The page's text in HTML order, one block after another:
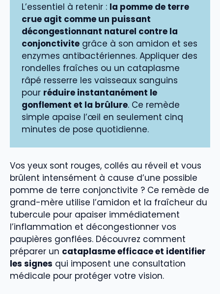
L’essentiel à retenir : la pomme de terre
crue agit comme un puissant
décongestionnant naturel contre la
conjonctivite grâce à son amidon et ses
enzymes antibactériennes. Appliquer des
rondelles fraîches ou un cataplasme
râpé resserre les vaisseaux sanguins
pour réduire instantanément le
gonflement et la brûlure. Ce remède
simple apaise l’œil en seulement cinq
minutes de pose quotidienne.
Vos yeux sont rouges, collés au réveil et vous
brûlent intensément à cause d’une possible
pomme de terre conjonctivite ? Ce remède de
grand-mère utilise l’amidon et la fraîcheur du
tubercule pour apaiser immédiatement
l’inflammation et décongestionner vos
paupières gonflées. Découvrez comment
préparer un cataplasme efficace et identifier
les signes qui imposent une consultation
médicale pour protéger votre vision.